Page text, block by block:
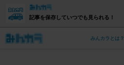
記事を保存していつでも見られる！
みんカラとは？